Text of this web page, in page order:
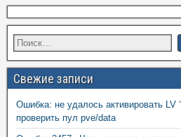
Свежие записи
Ошибка: не удалось активировать LV
проверить пул pve/data